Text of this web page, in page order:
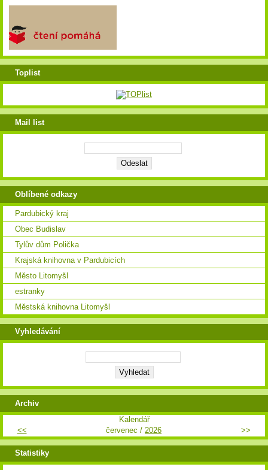
Toplist
Mail list
Oblíbené odkazy
Pardubický kraj
Obec Budislav
Tylův dům Polička
Krajská knihovna v Pardubicích
Město Litomyšl
estranky
Městská knihovna Litomyšl
Vyhledávání
Archiv
Kalendář
<<
červenec / 2026 >>
Statistiky